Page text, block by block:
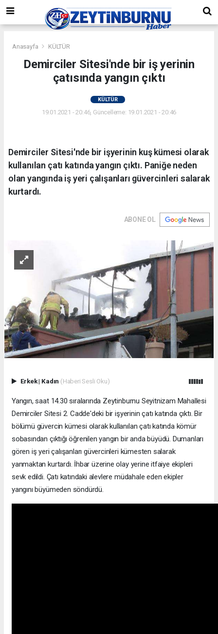
Anasayfa KÜLTÜR
Demirciler Sitesi'nde bir iş yerinin
çatısında yangın çıktı
KÜLTÜR
19.01.2021 - 20:46, Güncelleme: 19.01.2021 - 20:46
Demirciler Sitesi'nde bir işyerinin kuş kümesi olarak
kullanılan çatı katında yangın çıktı. Paniğe neden
olan yangında iş yeri çalışanları güvercinleri salarak
kurtardı.
ABONE OL
Erkek| Kadın (Haberi Sesli Oku)
Yangın, saat 14.30 sıralarında Zeytinburnu Seyitnizam Mahallesi
Demirciler Sitesi 2. Cadde'deki bir işyerinin çatı katında çıktı. Bir
bölümü güvercin kümesi olarak kullanılan çatı katında kömür
sobasından çıktığı öğrenilen yangın bir anda büyüdü. Dumanları
gören iş yeri çalışanları güvercinleri kümesten salarak
yanmaktan kurtardı. İhbar üzerine olay yerine itfaiye ekipleri
sevk edildi. Çatı katındaki alevlere müdahale eden ekipler
yangını büyümeden söndürdü.